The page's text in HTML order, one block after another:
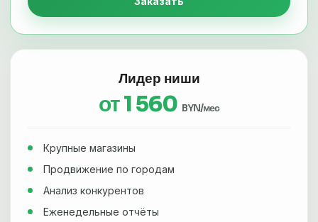
Лидер ниши
от 1 560 BYN/мес
Крупные магазины
Продвижение по городам
Анализ конкурентов
Еженедельные отчёты